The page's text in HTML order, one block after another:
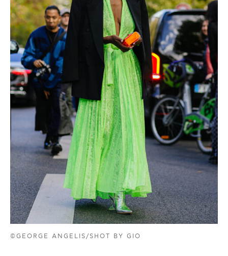
©GEORGE ANGELIS/SHOT BY GIO